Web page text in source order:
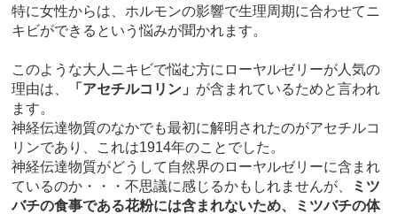
特に女性からは、ホルモンの影響で生理周期に合わせてニ
キビができるという悩みが聞かれます。
このような大人ニキビで悩む方にローヤルゼリーが人気の
理由は、
「アセチルコリン」 が含まれているためと言われ
ます。
神経伝達物質のなかでも最初に解明されたのがアセチルコ
リンであり、これは1914年のことでした。
神経伝達物質がどうして自然界のローヤルゼリーに含まれ
ているのか・・・不思議に感じるかもしれませんが、
ミツ
バチの食事である花粉には含まれないため、ミツバチの体